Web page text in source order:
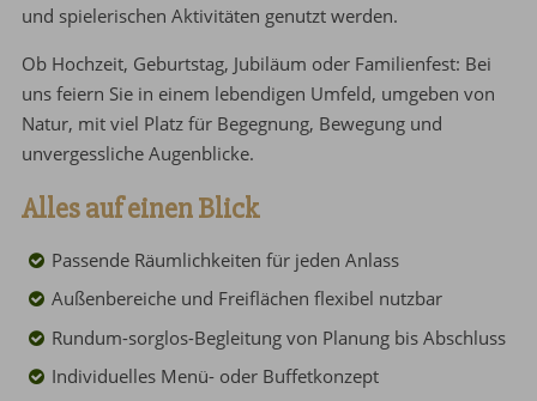
und spielerischen Aktivitäten genutzt werden.
Ob Hochzeit, Geburtstag, Jubiläum oder Familienfest: Bei
uns feiern Sie in einem lebendigen Umfeld, umgeben von
Natur, mit viel Platz für Begegnung, Bewegung und
unvergessliche Augenblicke.
Alles auf einen Blick
Passende Räumlichkeiten für jeden Anlass
Außenbereiche und Freiflächen flexibel nutzbar
Rundum-sorglos-Begleitung von Planung bis Abschluss
Individuelles Menü- oder Buffetkonzept